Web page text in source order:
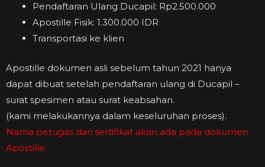
Pendaftaran Ulang Ducapil: Rp2.500.000
Apostille Fisik: 1.300.000 IDR
Transportasi ke klien
Apostille dokumen asli sebelum tahun 2021 hanya
dapat dibuat setelah pendaftaran ulang di Ducapil –
surat spesimen atau surat keabsahan.
(kami melakukannya dalam keseluruhan proses).
Nama petugas dari sertifikat akan ada pada dokumen
Apostille.